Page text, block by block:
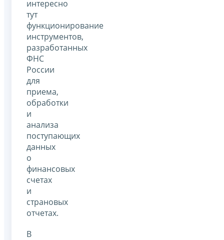
интересно
тут
функционирование
инструментов,
разработанных
ФНС
России
для
приема,
обработки
и
анализа
поступающих
данных
о
финансовых
счетах
и
страновых
отчетах.
В